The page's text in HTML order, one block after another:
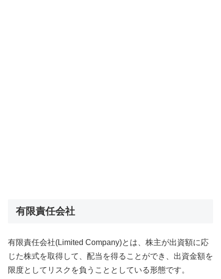
有限責任会社
有限責任会社(Limited Company)とは、株主が出資額に応
じた株式を取得して、配当を得ることができ、出資金額を
限度としてリスクを負うこととしている形態です。